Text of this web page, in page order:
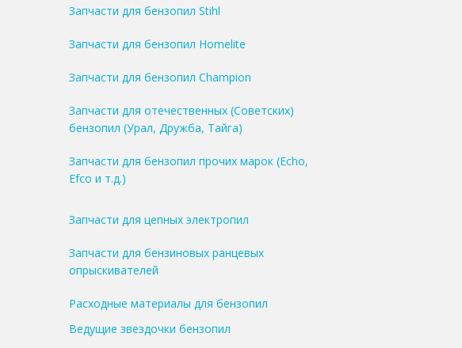
Запчасти для бензопил Stihl
Запчасти для бензопил Homelite
Запчасти для бензопил Champion
Запчасти для отечественных (Советских)
бензопил (Урал, Дружба, Тайга)
Запчасти для бензопил прочих марок (Echo,
Efco и т.д.)
Запчасти для цепных электропил
Запчасти для бензиновых ранцевых
опрыскивателей
Расходные материалы для бензопил
Ведущие звездочки бензопил